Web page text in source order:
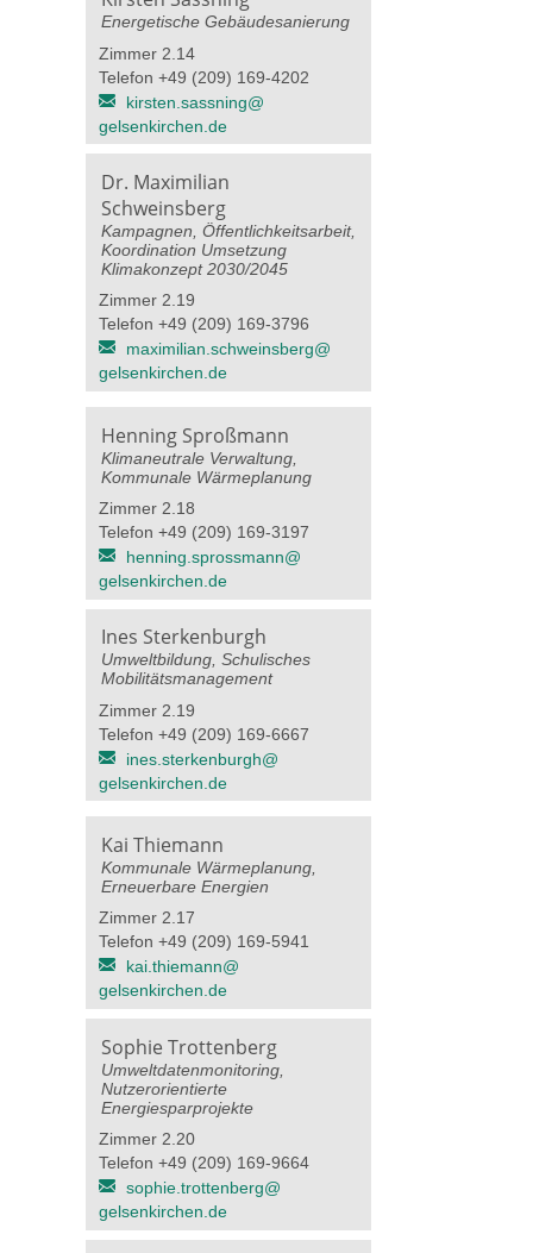
Energetische Gebäudesanierung
Zimmer 2.14
Telefon +49 (209) 169-4202
kirsten.sassning@​
gelsenkirchen.de
Dr. Maximilian
Schweinsberg
Kampagnen, Öffentlichkeitsarbeit,
Koordination Umsetzung
Klimakonzept 2030/2045
Zimmer 2.19
Telefon +49 (209) 169-3796
maximilian.schweinsberg@​
gelsenkirchen.de
Henning Sproßmann
Klimaneutrale Verwaltung,
Kommunale Wärmeplanung
Zimmer 2.18
Telefon +49 (209) 169-3197
henning.sprossmann@​
gelsenkirchen.de
Ines Sterkenburgh
Umweltbildung, Schulisches
Mobilitätsmanagement
Zimmer 2.19
Telefon +49 (209) 169-6667
ines.sterkenburgh@​
gelsenkirchen.de
Kai Thiemann
Kommunale Wärmeplanung,
Erneuerbare Energien
Zimmer 2.17
Telefon +49 (209) 169-5941
kai.thiemann@​
gelsenkirchen.de
Sophie Trottenberg
Umweltdatenmonitoring,
Nutzerorientierte
Energiesparprojekte
Zimmer 2.20
Telefon +49 (209) 169-9664
sophie.trottenberg@​
gelsenkirchen.de